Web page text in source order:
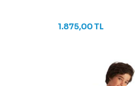
1.875,00TL